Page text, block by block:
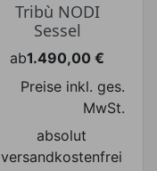
Tribù NODI
Sessel
ab
Preis
1.490,00 €
Preise inkl. ges.
MwSt.
absolut
versandkostenfrei